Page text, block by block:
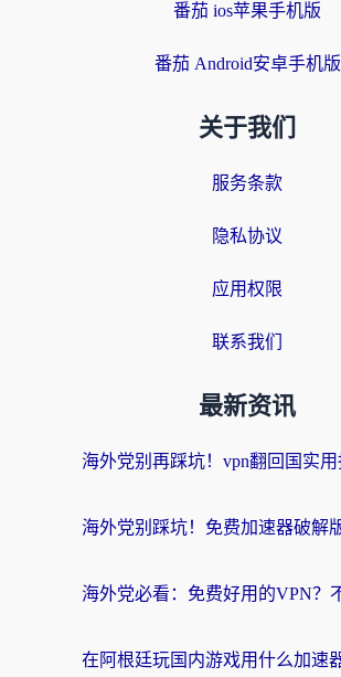
番茄 ios苹果手机版
番茄 Android安卓手机版
关于我们
服务条款
隐私协议
应用权限
联系我们
最新资讯